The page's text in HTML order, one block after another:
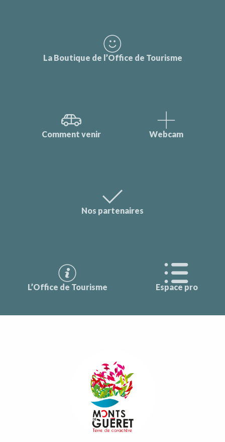
La Boutique de l’Office de Tourisme
Comment venir Webcam
Nos partenaires
L’Office de Tourisme Espace pro